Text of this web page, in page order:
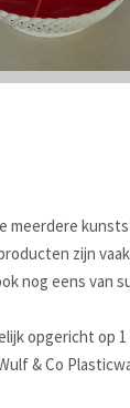
meerdere
zijn
nog eens van
opgericht op 1
& Co